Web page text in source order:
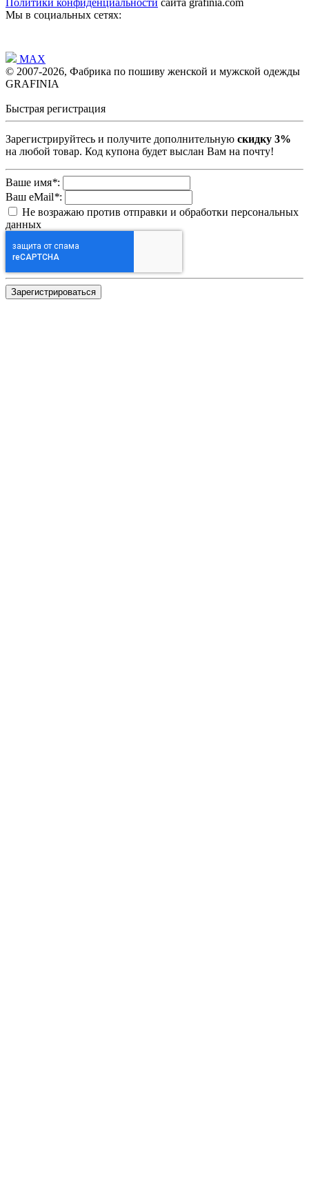
Политики конфиденциальности сайта grafinia.com
Мы в социальных сетях:
MAX
© 2007-2026, Фабрика по пошиву женской и мужской одежды
GRAFINIA
Быстрая регистрация
Зарегистрируйтесь и получите дополнительную скидку 3%
на любой товар. Код купона будет выслан Вам на почту!
Ваше имя*:
Ваш eMail*:
Не возражаю против отправки и обработки персональных
данных